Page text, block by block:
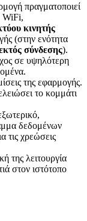
πραγματοποιεί
WiFi,
κινητής
(στην ενότητα
σύνδεσης).
σε υψηλότερη
της εφαρμογής.
το κομμάτι
δεδομένων
τις χρεώσεις
της λειτουργία
στον ιστότοπο